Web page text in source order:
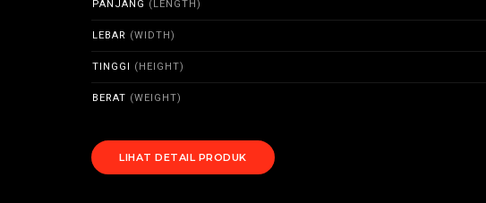
PANJANG (LENGTH)
LEBAR (WIDTH)
TINGGI (HEIGHT)
BERAT (WEIGHT)
LIHAT DETAIL PRODUK